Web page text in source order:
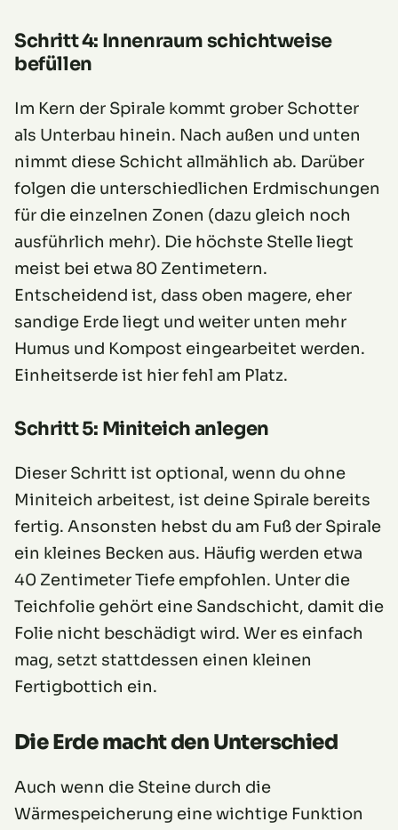
Schritt 4: Innenraum schichtweise
befüllen
Im Kern der Spirale kommt grober Schotter
als Unterbau hinein. Nach außen und unten
nimmt diese Schicht allmählich ab. Darüber
folgen die unterschiedlichen Erdmischungen
für die einzelnen Zonen (dazu gleich noch
ausführlich mehr). Die höchste Stelle liegt
meist bei etwa 80 Zentimetern.
Entscheidend ist, dass oben magere, eher
sandige Erde liegt und weiter unten mehr
Humus und Kompost eingearbeitet werden.
Einheitserde ist hier fehl am Platz.
Schritt 5: Miniteich anlegen
Dieser Schritt ist optional, wenn du ohne
Miniteich arbeitest, ist deine Spirale bereits
fertig. Ansonsten hebst du am Fuß der Spirale
ein kleines Becken aus. Häufig werden etwa
40 Zentimeter Tiefe empfohlen. Unter die
Teichfolie gehört eine Sandschicht, damit die
Folie nicht beschädigt wird. Wer es einfach
mag, setzt stattdessen einen kleinen
Fertigbottich ein.
Die Erde macht den Unterschied
Auch wenn die Steine durch die
Wärmespeicherung eine wichtige Funktion